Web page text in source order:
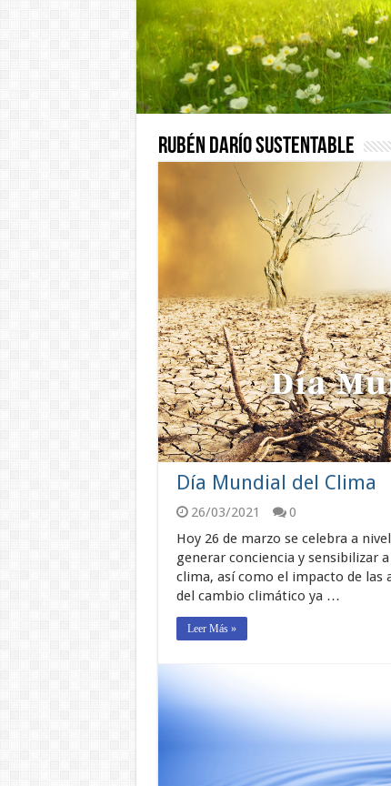
Rubén Darío Sustentable
Día Mundial del Clima
26/03/2021
0
Hoy 26 de marzo se celebra a
generar conciencia y sensibilizar
clima, así como el impacto de las
del cambio climático ya …
Leer Más »